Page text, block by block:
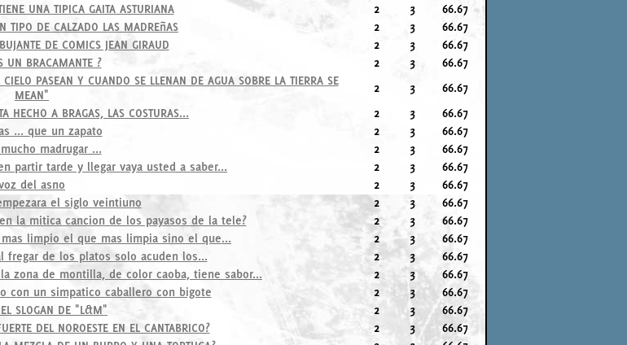
UNA TIPICA GAITA ASTURIANA 2 3
66.67
TIPO DE CALZADO LAS MADREñAS 2 3
66.67
DE COMICS JEAN GIRAUD 2 3
66.67
UN BRACAMANTE ? 2 3
66.67
PASEAN Y CUANDO SE LLENAN DE AGUA SOBRE LA TIERRA SE
MEAN"
2 3
66.67
HECHO A BRAGAS, LAS COSTURAS... 2 3
66.67
... que un zapato 2 3
66.67
madrugar ... 2 3
66.67
partir tarde y llegar vaya usted a saber... 2 3
66.67
del asno 2 3
66.67
el siglo veintiuno 2 3
66.67
la mitica cancion de los payasos de la tele? 2 3
66.67
limpio el que mas limpia sino el que... 2 3
66.67
fregar de los platos solo acuden los... 2 3
66.67
zona de montilla, de color caoba, tiene sabor... 2 3
66.67
con un simpatico caballero con bigote 2 3
66.67
SLOGAN DE "L&M" 2 3
66.67
DEL NOROESTE EN EL CANTABRICO? 2 3
66.67